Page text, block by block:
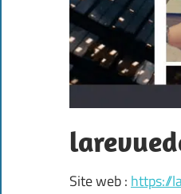
Site web : https://